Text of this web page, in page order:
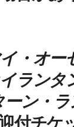
・オー
ランタ
ン・
付チ